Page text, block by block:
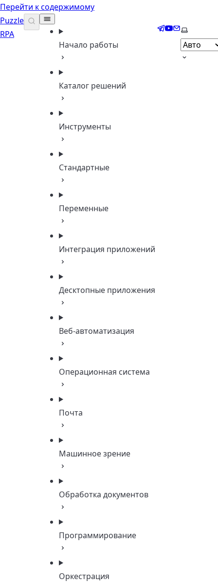
Перейти к содержимому
Puzzle
RPA
Начало работы
Каталог решений
Инструменты
Стандартные
Переменные
Интеграция приложений
Десктопные приложения
Веб-автоматизация
Операционная система
Почта
Машинное зрение
Обработка документов
Программирование
Оркестрация
Telegram
YouTube
Email